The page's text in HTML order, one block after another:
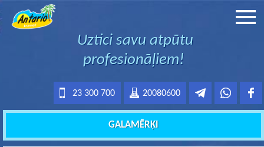
Uztici savu atpūtu
profesionāļiem!
20080600
23 300 700
GALAMĒRĶI